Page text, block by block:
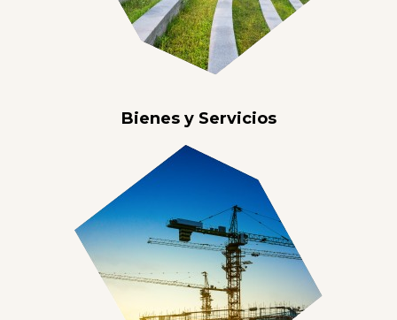
Bienes y Servicios